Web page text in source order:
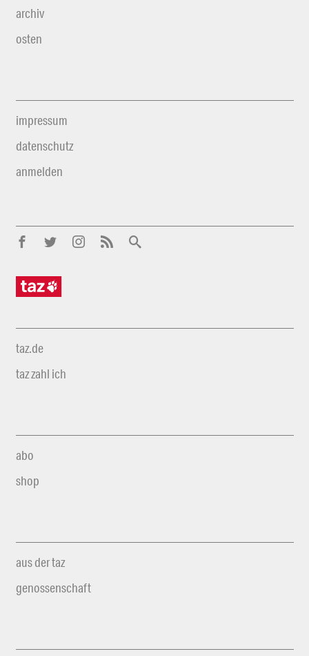
archiv
osten
impressum
datenschutz
anmelden
taz.de
taz zahl ich
abo
shop
aus der taz
genossenschaft